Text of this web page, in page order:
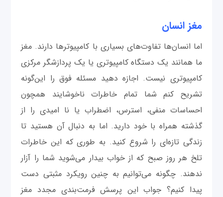
مغز انسان
اما انسان‌ها تفاوت‌های بسیاری با کامپیوترها دارند. مغز
ما همانند یک دستگاه کامپیوتری یا یک پردازشگر مرکزی
کامپیوتری نیست. اجازه دهید مسئله فوق را این‌گونه
تشریح کنم شما تمام خاطرات ناخوشایند همچون
احساسات منفی، استرس، اضطراب یا نا امیدی را از
گذشته همراه با خود دارید. اما به دنبال آن هستید تا
زندگی تازه‌‌ای را شروع کنید. به طوری که این خاطرات
تلخ هر روز صبح که از خواب بیدار می‌شوید شما را آزار
ندهند. چگونه می‌توانیم به چنین رویکرد مثبتی دست
پیدا کنیم؟ جواب این پرسش فرمت‌بندی مجدد مغز